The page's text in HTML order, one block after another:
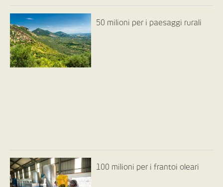
50 milioni per i paesaggi rurali
100 milioni per i frantoi oleari